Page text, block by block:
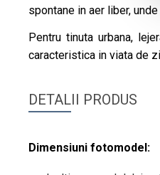
spontane in aer liber,
Pentru tinuta urbana,
caracteristica in viata de
DETALII PRODUS
Dimensiuni fotomodel: